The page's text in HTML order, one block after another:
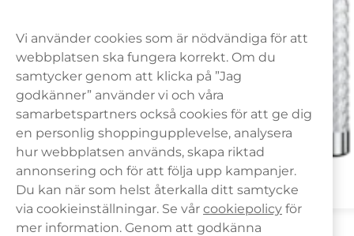
Vont vape
Vi använder cookies som är nödvändiga för att
webbplatsen ska fungera korrekt. Om du
samtycker genom att klicka på ”Jag
godkänner” använder vi och våra
samarbetspartners också cookies för att ge dig
en personlig shoppingupplevelse, analysera
hur webbplatsen används, skapa riktad
annonsering och för att följa upp kampanjer.
Du kan när som helst återkalla ditt samtycke
via cookieinställningar. Se vår cookiepolicy för
mer information. Genom att godkänna